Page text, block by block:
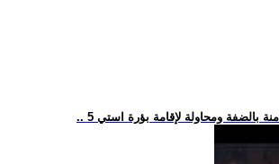
بالضفة ومحاولة لإقامة بؤرة استي